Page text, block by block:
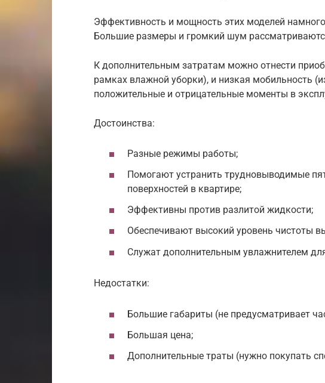
Эффективность и мощность этих моделей
Большие размеры и громкий шум
К дополнительным затратам можно отнести
рамках влажной уборки), и низкая мобильность
положительные и отрицательные моменты в
Достоинства:
Разные режимы работы;
Помогают устранить трудновыводимые
поверхностей в квартире;
Эффективны против разлитой жидкости;
Обеспечивают высокий уровень чистоты
Служат дополнительным увлажнителем
Недостатки:
Большие габариты (не предусматривает
Большая цена;
Дополнительные траты (нужно покупать